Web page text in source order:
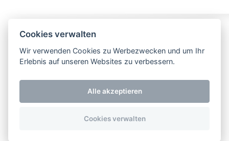
Impressum Kontakt
NEU! Besuchen
Sie uns jetzt auch
Copyright 2026 Storch Kamine. All rights reserved.
Cookies verwalten
Wir verwenden Cookies zu Werbezwecken und um Ihr
Erlebnis auf unseren Websites zu verbessern.
Alle akzeptieren
Cookies verwalten